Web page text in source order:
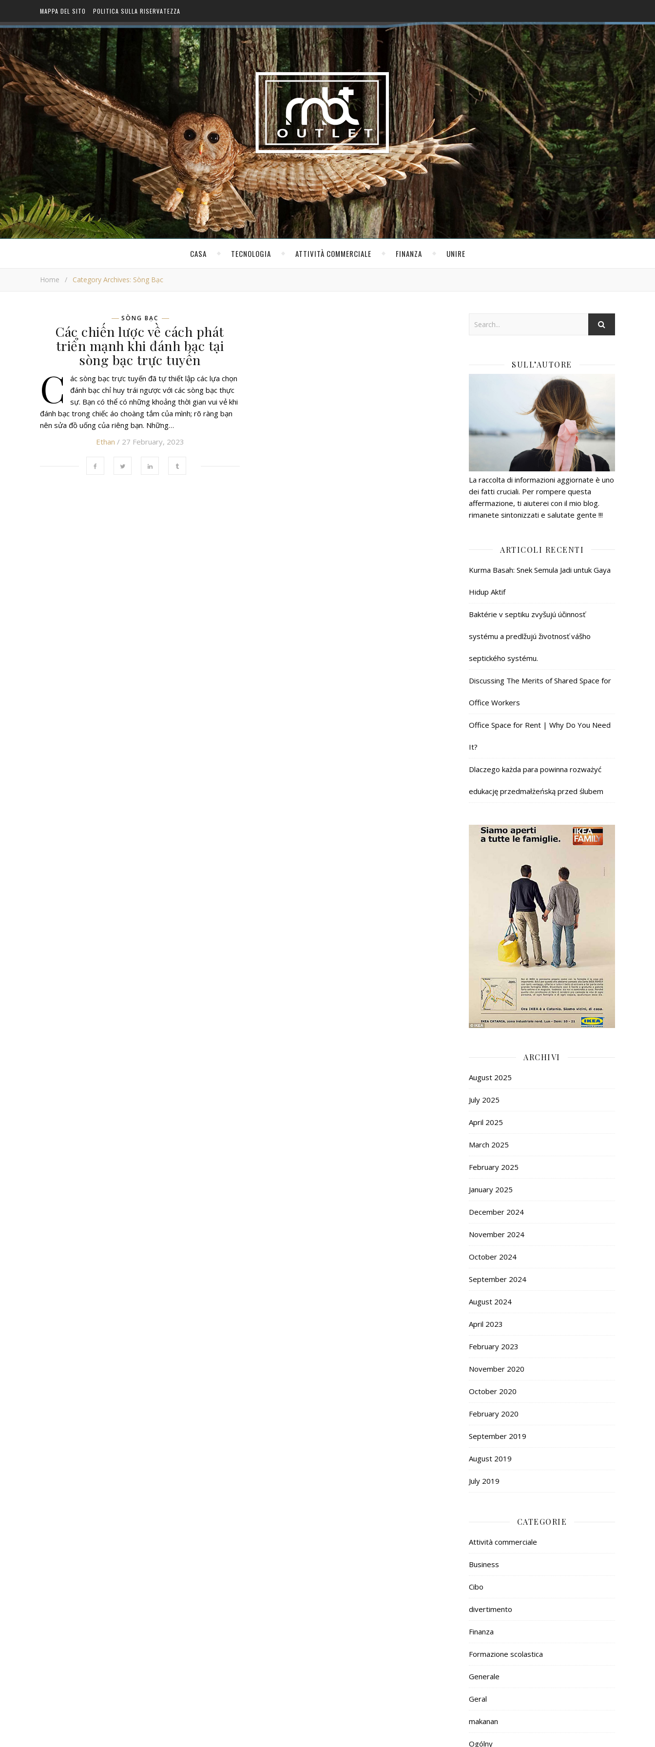
MAPPA DEL SITO POLITICA SULLA RISERVATEZZA
CASA TECNOLOGIA ATTIVITÀ COMMERCIALE FINANZA UNIRE
Home / Category Archives: Sòng Bạc
SÒNG BẠC
Các chiến lược về cách phát
triển mạnh khi đánh bạc tại
sòng bạc trực tuyến
C
ác sòng bạc trực tuyến đã tự thiết lập các lựa chọn
đánh bạc chỉ huy trái ngược với các sòng bạc thực
sự. Bạn có thể có những khoảng thời gian vui vẻ khi
đánh bạc trong chiếc áo choàng tắm của mình; rõ ràng bạn
nên sửa đồ uống của riêng bạn. Những…
Ethan / 27 February, 2023
SULL’AUTORE
La raccolta di informazioni aggiornate è uno
dei fatti cruciali. Per rompere questa
affermazione, ti aiuterei con il mio blog.
rimanete sintonizzati e salutate gente !!!
ARTICOLI RECENTI
Kurma Basah: Snek Semula Jadi untuk Gaya
Hidup Aktif
Baktérie v septiku zvyšujú účinnosť
systému a predlžujú životnosť vášho
septického systému.
Discussing The Merits of Shared Space for
Office Workers
Office Space for Rent | Why Do You Need
It?
Dlaczego każda para powinna rozważyć
edukację przedmałżeńską przed ślubem
ARCHIVI
August 2025
July 2025
April 2025
March 2025
February 2025
January 2025
December 2024
November 2024
October 2024
September 2024
August 2024
April 2023
February 2023
November 2020
October 2020
February 2020
September 2019
August 2019
July 2019
CATEGORIE
Attività commerciale
Business
Cibo
divertimento
Finanza
Formazione scolastica
Generale
Geral
makanan
Ogólny